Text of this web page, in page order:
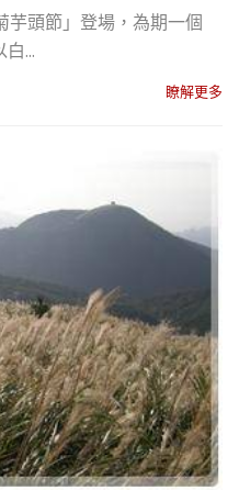
芋頭節」登場，為期一個
...